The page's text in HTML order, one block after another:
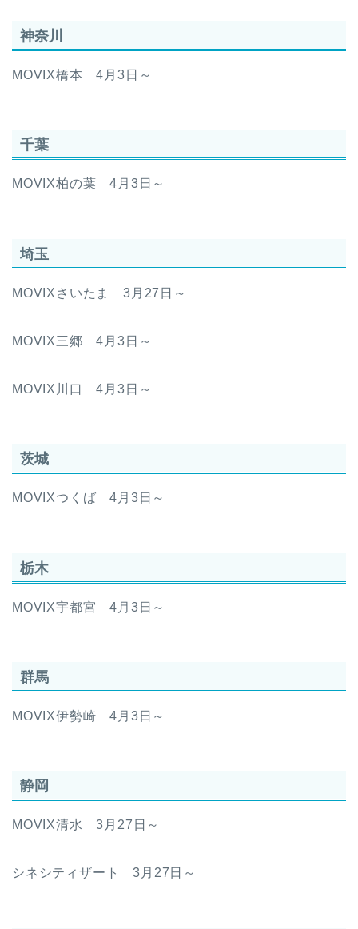
神奈川
MOVIX橋本 4月3日～
千葉
MOVIX柏の葉 4月3日～
埼玉
MOVIXさいたま 3月27日～
MOVIX三郷 4月3日～
MOVIX川口 4月3日～
茨城
MOVIXつくば 4月3日～
栃木
MOVIX宇都宮 4月3日～
群馬
MOVIX伊勢崎 4月3日～
静岡
MOVIX清水 3月27日～
シネシティザート 3月27日～